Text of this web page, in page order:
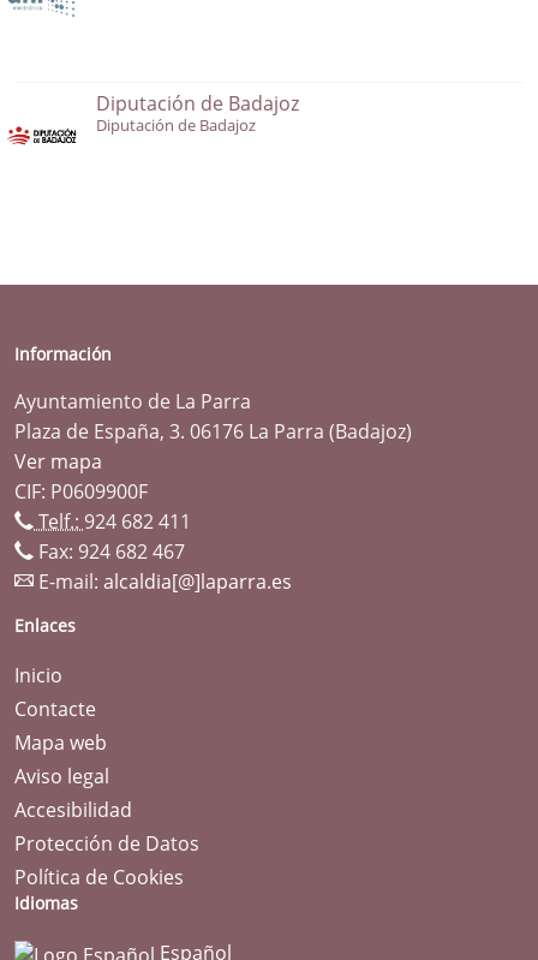
Diputación de Badajoz
Diputación de Badajoz
Información
Ayuntamiento de La Parra
Plaza de España, 3. 06176 La Parra (Badajoz)
Ver mapa
CIF: P0609900F
Telf.: 924 682 411
Fax: 924 682 467
E-mail: alcaldia[@]laparra.es
Enlaces
Inicio
Contacte
Mapa web
Aviso legal
Accesibilidad
Protección de Datos
Política de Cookies
Idiomas
Español